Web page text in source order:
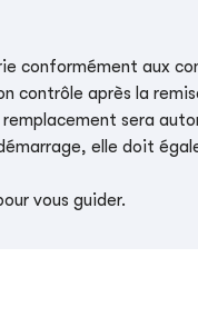
conformément aux
contrôle après la
remplacement sera
elle doit
vous guider.